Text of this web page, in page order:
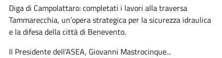
Diga di Campolattaro: completati i lavori alla traversa
Tammarecchia, un’opera strategica per la sicurezza idraulica
e la difesa della città di Benevento.
Il Presidente dell’ASEA, Giovanni Mastrocinque...